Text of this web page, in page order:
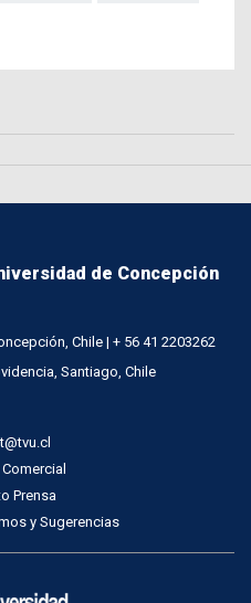
de Concepción
Chile | + 56 41 2203262
Santiago, Chile
Prensa
y Sugerencias